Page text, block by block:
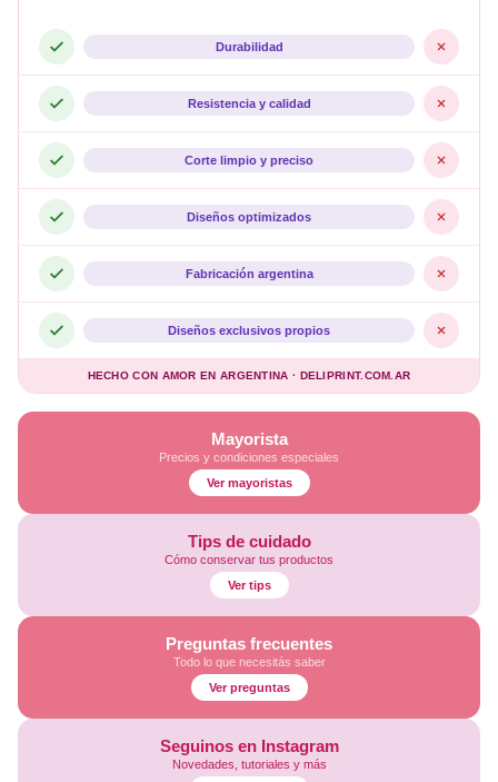
Mayorista
Precios y condiciones especiales
Ver mayoristas
Tips de cuidado
Cómo conservar tus productos
Ver tips
Preguntas frecuentes
Todo lo que necesitás saber
Ver preguntas
Seguinos en Instagram
Novedades, tutoriales y más
Durabilidad
Resistencia y calidad
Corte limpio y preciso
Diseños optimizados
Fabricación argentina
Diseños exclusivos propios
HECHO CON AMOR EN ARGENTINA · DELIPRINT.COM.AR